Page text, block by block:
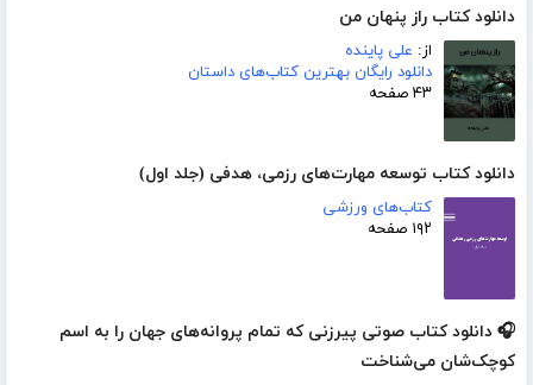
دانلود کتاب راز پنهان من
از: علی پاینده
دانلود رایگان بهترین کتاب‌های داستان
۴۳ صفحه
دانلود کتاب توسعه مهارت‌های رزمی، هدفی (جلد اول)
کتاب‌های ورزشی
۱۹۲ صفحه
🎧 دانلود کتاب صوتی پیرزنی که تمام پروانه‌های جهان را به اسم
کوچک‌شان می‌شناخت